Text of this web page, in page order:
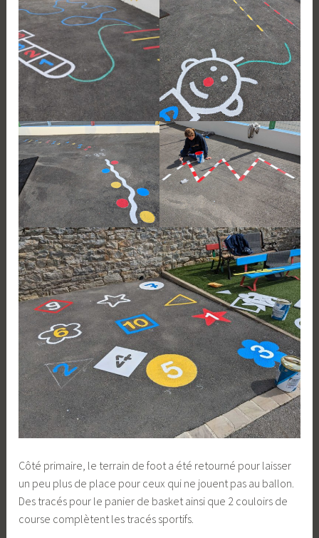
Côté primaire, le terrain de foot a été retourné pour laisser
un peu plus de place pour ceux qui ne jouent pas au ballon.
Des tracés pour le panier de basket ainsi que 2 couloirs de
course complètent les tracés sportifs.